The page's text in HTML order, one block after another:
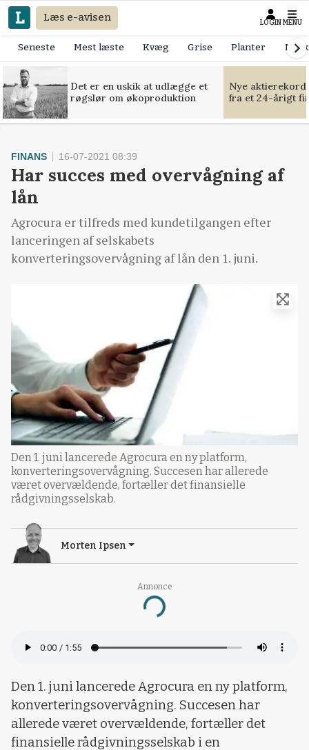
Læs e-avisen LOGIN MENU
Seneste Mest læste Kvæg Grise Planter
Det er en uskik at udlægge et
røgslør om økoproduktion
Nye
fra et 24-årigt
Annonce
Loading...
FINANS 16-07-2021 08:39
Har succes med overvågning af
lån
Agrocura er tilfreds med kundetilgangen efter
lanceringen af selskabets
konverteringsovervågning af lån den 1. juni.
Den 1. juni lancerede Agrocura en ny platform,
konverteringsovervågning. Succesen har allerede
været overvældende, fortæller det finansielle
rådgivningsselskab.
Morten Ipsen
Den 1. juni lancerede Agrocura en ny platform,
konverteringsovervågning. Succesen har
allerede været overvældende, fortæller det
finansielle rådgivningsselskab i en